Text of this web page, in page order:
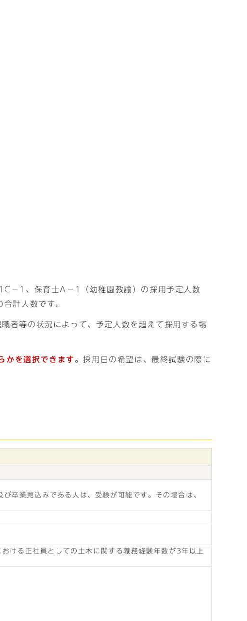
－1、保育士A－1（幼稚園教諭）の採用予定人数
計人数です。
者等の状況によって、予定人数を超えて採用する場
かを選択できます 。採用日の希望は、最終試験の際に
卒業見込みである人は、受験が可能です。その場合は、
ける正社員としての土木に関する職務経験年数が3年以上